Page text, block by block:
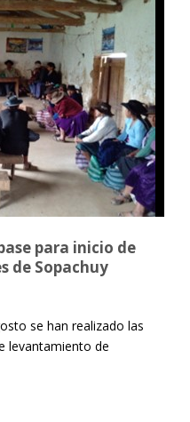
para inicio de
de Sopachuy
se han realizado las
levantamiento de